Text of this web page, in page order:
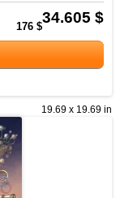
34.605 $
176 $
19.69 x 19.69 in